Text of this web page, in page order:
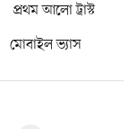
প্রথম আলো ট্রাস্ট
মোবাইল ভ্যাস